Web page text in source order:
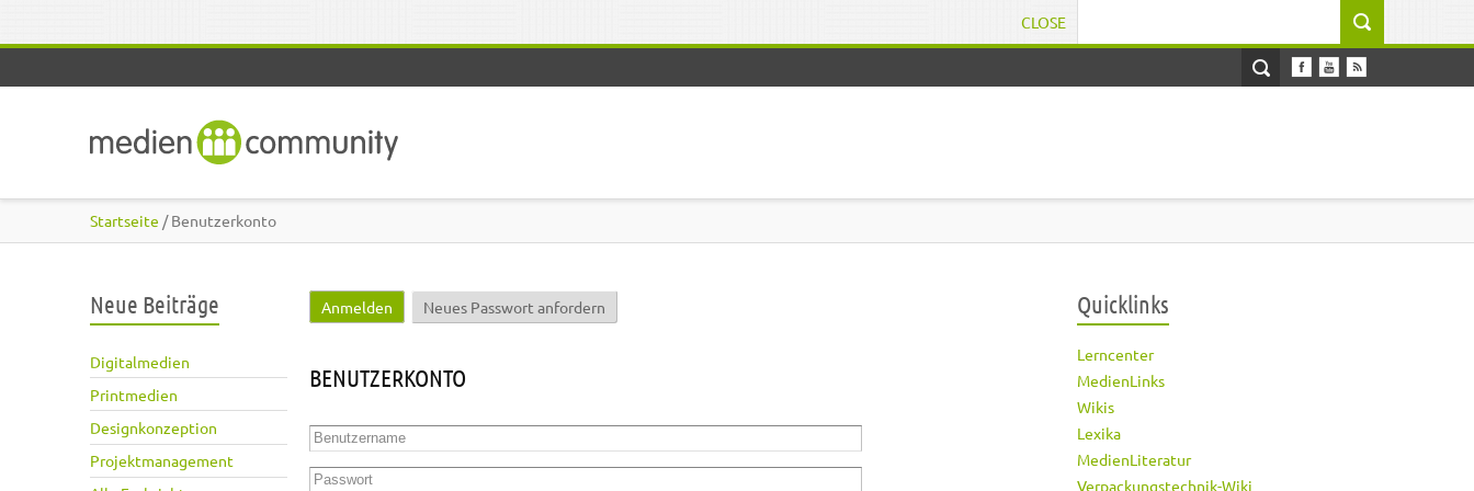
CLOSE
Startseite / Benutzerkonto
Neue Beiträge
Digitalmedien
Printmedien
Designkonzeption
Projektmanagement
Haupt-Reiter
Anmelden (aktiver Reiter)
Neues Passwort anfordern
BENUTZERKONTO
Benutzername
Passwort
Quicklinks
Lerncenter
MedienLinks
Wikis
Lexika
MedienLiteratur
Verpackungstechnik-Wiki